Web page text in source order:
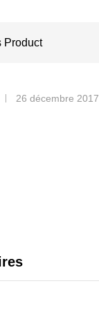
Product
26 décembre 2017